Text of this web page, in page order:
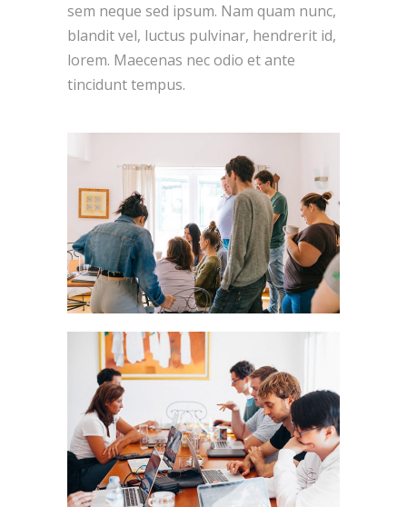
sem neque sed ipsum. Nam quam nunc,
blandit vel, luctus pulvinar, hendrerit id,
lorem. Maecenas nec odio et ante
tincidunt tempus.